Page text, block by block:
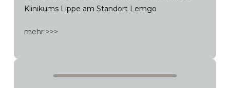
Klinikums Lippe am Standort Lemgo
mehr >>>